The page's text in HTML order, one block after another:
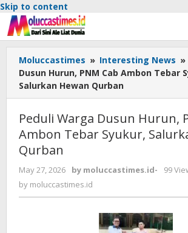
Skip to content
Moluccastimes » Interesting News »
Dusun Hurun, PNM Cab Ambon Tebar
Salurkan Hewan Qurban
Peduli Warga Dusun Hurun,
Ambon Tebar Syukur,
Qurban
May 27, 2026 by moluccastimes.id-
99
by moluccastimes.id